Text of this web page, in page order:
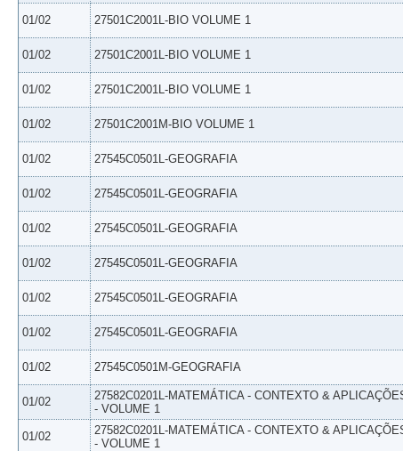
01/02 27501C2001L-BIO VOLUME 1
01/02 27501C2001L-BIO VOLUME 1
01/02 27501C2001L-BIO VOLUME 1
01/02 27501C2001M-BIO VOLUME 1
01/02 27545C0501L-GEOGRAFIA
01/02 27545C0501L-GEOGRAFIA
01/02 27545C0501L-GEOGRAFIA
01/02 27545C0501L-GEOGRAFIA
01/02 27545C0501L-GEOGRAFIA
01/02 27545C0501L-GEOGRAFIA
01/02 27545C0501M-GEOGRAFIA
01/02
27582C0201L-MATEMÁTICA - CONTEXTO &
- VOLUME 1
01/02
27582C0201L-MATEMÁTICA - CONTEXTO &
- VOLUME 1